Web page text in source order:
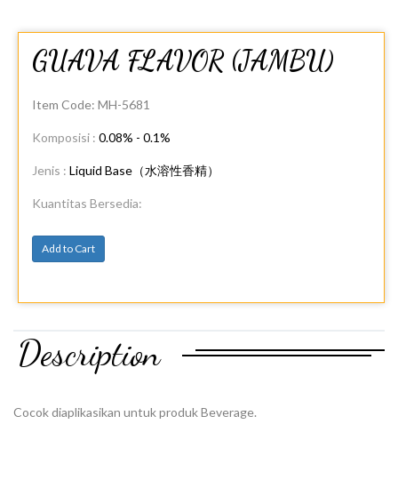
GUAVA FLAVOR (JAMBU)
Item Code: MH-5681
Komposisi : 0.08% - 0.1%
Jenis : Liquid Base（水溶性香精）
Kuantitas Bersedia:
Add to Cart
Description
Cocok diaplikasikan untuk produk Beverage.